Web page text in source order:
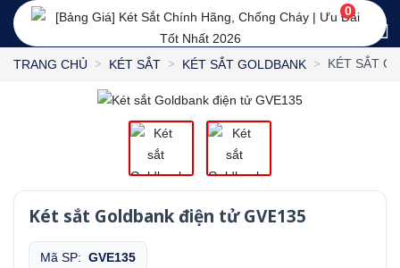
0
TRANG CHỦ KÉT SẮT KÉT SẮT GOLDBANK KÉT SẮT
Két sắt Goldbank điện tử GVE135
Mã SP: GVE135